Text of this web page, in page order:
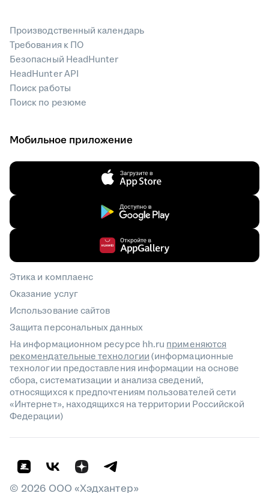
Производственный календарь
Требования к ПО
Безопасный HeadHunter
HeadHunter API
Поиск работы
Поиск по резюме
Мобильное приложение
Этика и комплаенс
Оказание услуг
Использование сайтов
Защита персональных данных
На информационном ресурсе hh.ru применяются
рекомендательные технологии(информационные
технологии предоставления информации на основе
сбора, систематизации и анализа сведений,
относящихся к предпочтениям пользователей сети
«Интернет», находящихся на территории Российской
Федерации)
© 2026 ООО «Хэдхантер»